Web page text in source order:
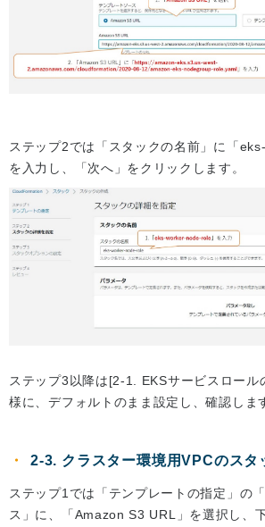
ステップ2では「スタックの名前」に「
を入力し、「次へ」をクリックします。
ステップ3以降は[2-1. EKSサービスロール
様に、デフォルトのまま設定し、確認しま
2-3. クラスター環境用VPCのスタ
ステップ1では「テンプレートの指定」の
ス」に、「Amazon S3 URL」を選択し、